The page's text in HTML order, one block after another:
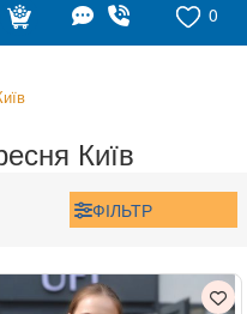
0
Київ
ФІЛЬТР